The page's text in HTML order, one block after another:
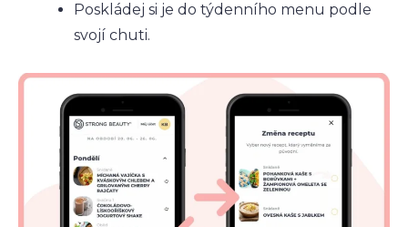
Poskládej si je do týdenního menu podle
svojí chuti.